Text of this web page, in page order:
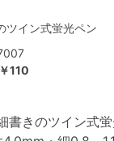
ツイン式蛍光ペン
￥110
書きのツイン式蛍